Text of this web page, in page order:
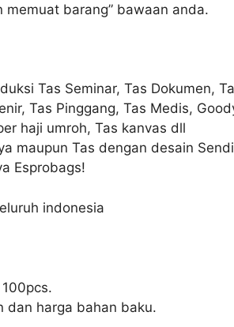
barang” bawaan anda.
Tas Seminar, Tas Dokumen,
Tas Pinggang, Tas Medis,
haji umroh, Tas kanvas dll
maupun Tas dengan desain
Esprobags!
indonesia
dan harga bahan baku.